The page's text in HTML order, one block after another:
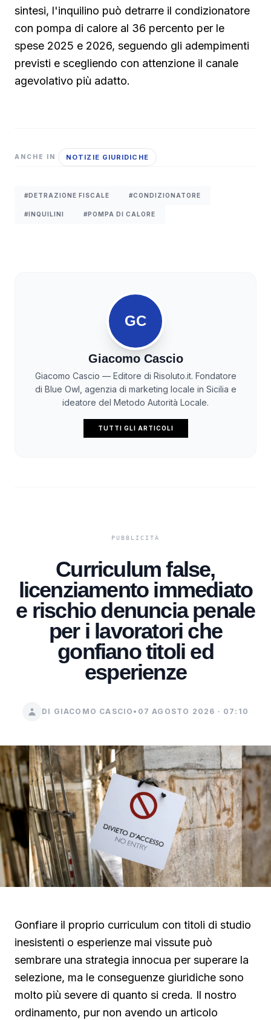
sintesi, l'inquilino può detrarre il condizionatore
con pompa di calore al 36 percento per le
spese 2025 e 2026, seguendo gli adempimenti
previsti e scegliendo con attenzione il canale
agevolativo più adatto.
ANCHE IN NOTIZIE GIURIDICHE
#DETRAZIONE FISCALE #CONDIZIONATORE
#INQUILINI #POMPA DI CALORE
GC
Giacomo Cascio
Giacomo Cascio — Editore di Risoluto.it. Fondatore
di Blue Owl, agenzia di marketing locale in Sicilia e
ideatore del Metodo Autorità Locale.
TUTTI GLI ARTICOLI
Curriculum false,
licenziamento immediato
e rischio denuncia penale
per i lavoratori che
gonfiano titoli ed
esperienze
DI GIACOMO CASCIO • 07 AGOSTO 2026 · 07:10
Gonfiare il proprio curriculum con titoli di studio
inesistenti o esperienze mai vissute può
sembrare una strategia innocua per superare la
selezione, ma le conseguenze giuridiche sono
molto più severe di quanto si creda. Il nostro
ordinamento, pur non avendo un articolo